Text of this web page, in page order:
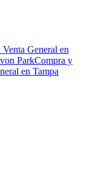
General en
ParkCompra y
en Tampa